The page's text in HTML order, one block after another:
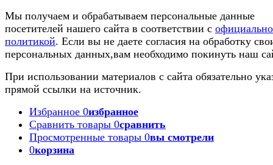
Мы получаем и обрабатываем персональные данные
посетителей нашего сайта в соответствии с
политикой. Если вы не даете согласия на обработку
персональных данных,вам необходимо покинуть наш
При использовании материалов с сайта обязательно
прямой ссылки на источник.
Избранное 0избранное
Сравнить товары 0сравнить
Просмотренные товары 0вы смотрели
0корзина